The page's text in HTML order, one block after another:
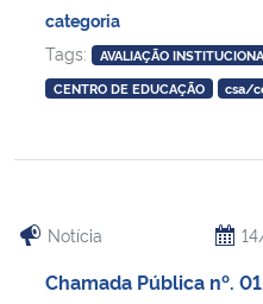
categoria
Tags:
AVALIAÇÃO
CENTRO DE EDUCAÇÃO
csa/
Notícia
Chamada Pública nº.